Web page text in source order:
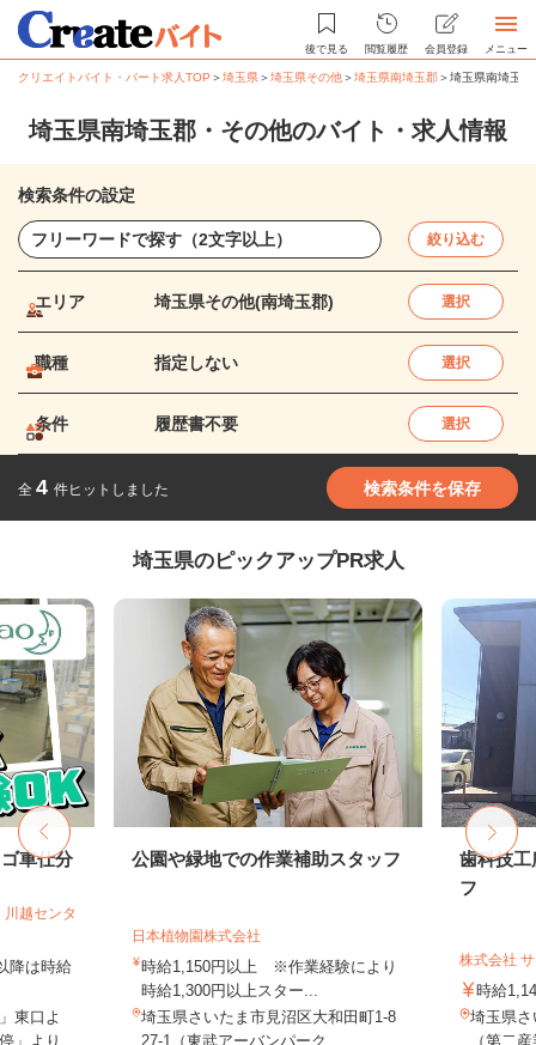
後で見る 閲覧履歴 会員登録 メニュー
クリエイトバイト・パート求人TOP ＞埼玉県＞埼玉県その他＞埼玉県南埼玉郡＞埼玉県南埼玉
埼玉県南埼玉郡・その他のバイト・求人情報
検索条件の設定
絞り込む
エリア 埼玉県その他(南埼玉郡) 選択
職種 指定しない 選択
条件 履歴書不要 選択
全 4 件ヒットしました 検索条件を保存
埼玉県のピックアップPR求人
車仕分
越センタ
降は時給
東口よ
」より...
公園や緑地での作業補助スタッフ
日本植物園株式会社
時給1,150円以上 ※作業経験により
時給1,300円以上スター...
埼玉県さいたま市見沼区大和田町1-8
27-1（東武アーバンパーク...
歯科技工
フ
株式会社
時給
埼玉県さ
（第二